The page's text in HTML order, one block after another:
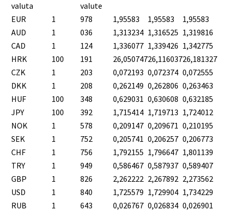
valuta
valute
EUR 1 978 1,95583 1,95583
1,95583
AUD
1 036 1,313234 1,316525 1,319816
CAD
1 124 1,336077 1,339426 1,342775
HRK
100 191 26,05074726,11603726,181327
CZK
1 203 0,072193 0,072374 0,072555
DKK
1 208 0,262149 0,262806 0,263463
HUF
100 348 0,629031 0,630608 0,632185
JPY
100 392 1,715414 1,719713 1,724012
NOK
1 578 0,209147 0,209671 0,210195
SEK
1 752 0,205741 0,206257 0,206773
CHF
1 756 1,792155 1,796647 1,801139
TRY
1 949 0,586467 0,587937 0,589407
GBP
1 826 2,262222 2,267892 2,273562
USD
1 840 1,725579 1,729904 1,734229
RUB
1 643 0,026767 0,026834 0,026901